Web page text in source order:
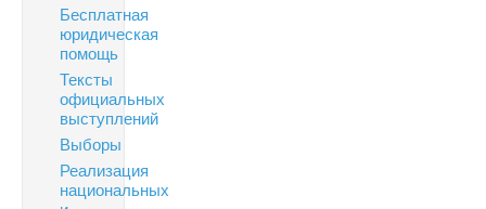
Бесплатная
юридическая
помощь
Тексты
официальных
выступлений
Выборы
Реализация
национальных